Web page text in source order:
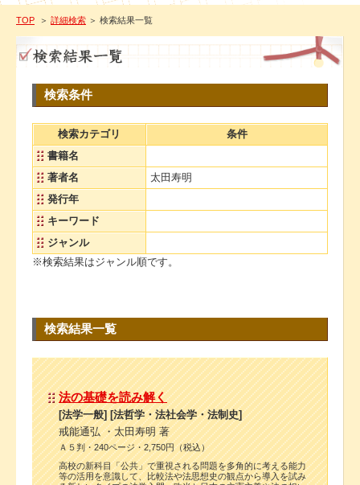
TOP ＞ 詳細検索 ＞ 検索結果一覧
検索条件
検索カテゴリ
条件
書籍名
著者名
太田寿明
発行年
キーワード
ジャンル
※検索結果はジャンル順です。
検索結果一覧
法の基礎を読み解く
[法学一般] [法哲学・法社会学・法制史]
戒能通弘 ・太田寿明 著
Ａ５判・240ページ・2,750円（税込）
高校の新科目「公共」で重視される問題を多角的に考える能力
等の活用を意識して、比較法や法思想史の観点から導入を試み